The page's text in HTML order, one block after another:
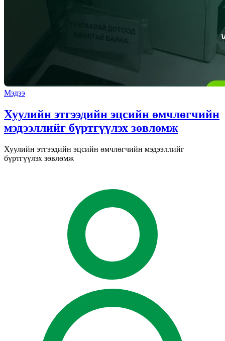
Мэдээ
Хуулийн этгээдийн эцсийн өмчлөгчийн
мэдээллийг бүртгүүлэх зөвлөмж
Хуулийн этгээдийн эцсийн өмчлөгчийн мэдээллийг
бүртгүүлэх зөвлөмж